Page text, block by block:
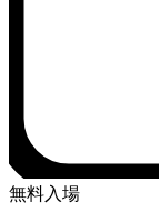
無料入場